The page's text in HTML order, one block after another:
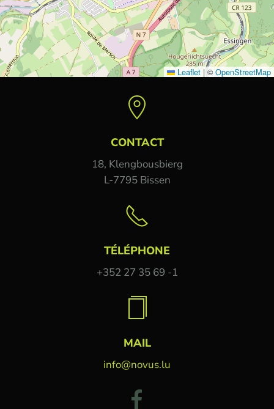
Leaflet | ©OpenStreetMap
CONTACT
18, Klengbousbierg
L-7795 Bissen
TÉLÉPHONE
+352 27 35 69 -1
MAIL
info@novus.lu